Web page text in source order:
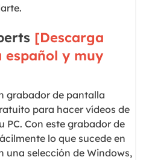
[Descarga
y muy
grabador de pantalla
para hacer vídeos de
PC. Con este grabador de
lo que sucede en
una selección de Windows,